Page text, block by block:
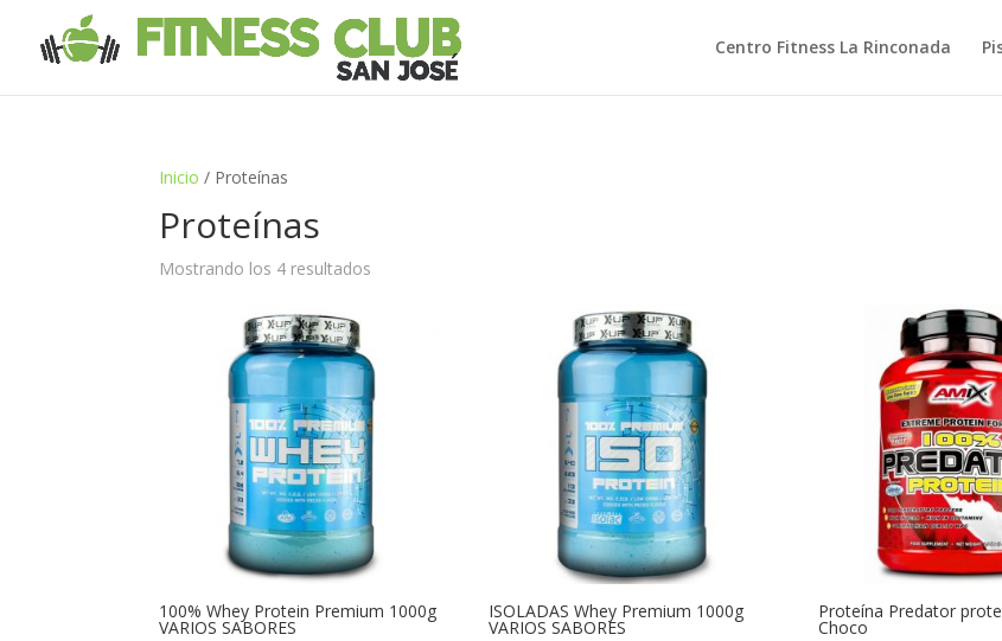
Centro Fitness La Rinconada
Inicio / Proteínas
Proteínas
Mostrando los 4 resultados
100% Whey Protein Premium 1000g
VARIOS SABORES
ISOLADAS Whey Premium 1000g
VARIOS SABORES
Proteína Predator
Choco